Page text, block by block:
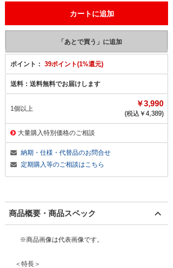
ポイント： 39ポイント(1%還元)
送料： 送料無料でお届けします
1個以上
￥3,990
(税込￥ 4,389)
大量購入特別価格のご相談
納期・仕様・代替品のお問合せ
定期購入等のご相談はこちら
商品概要・商品スペック
※商品画像は代表画像です。
＜特長＞